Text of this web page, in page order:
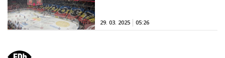
29. 03. 2025 05:26